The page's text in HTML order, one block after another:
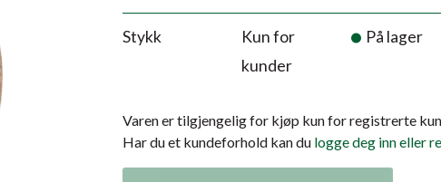
Stykk
Kun for
kunder
På lager
Varen er tilgjengelig for kjøp kun for registrerte
Har du et kundeforhold kan du logge deg inn eller